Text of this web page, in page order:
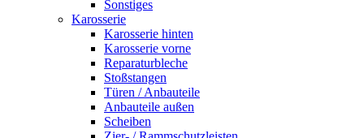
Sonstiges
Karosserie
Karosserie hinten
Karosserie vorne
Reparaturbleche
Stoßstangen
Türen / Anbauteile
Anbauteile außen
Scheiben